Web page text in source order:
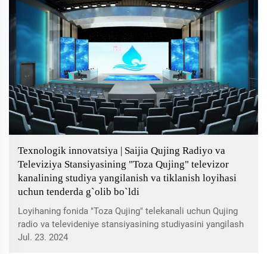
Texnologik innovatsiya | Saijia Qujing Radiyo va
Televiziya Stansiyasining "Toza Qujing" televizor
kanalining studiya yangilanish va tiklanish loyihasi
uchun tenderda g`olib bo`ldi
Loyihaning fonida "Toza Qujing" telekanali uchun Qujing
radio va televideniye stansiyasining studiyasini yangilash
va ta'mirlash loyihasi efir sifatini yaxshilash, yangi
Jul. 23. 2024